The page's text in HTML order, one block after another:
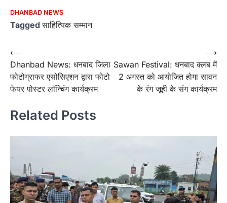
DHANBAD NEWS
Taggedसाहित्यिक सम्मान
Post
navigation
⟵
Dhanbad News: धनबाद जिला
फोटोग्राफर एसोसिएशन द्वारा फोटो
फेयर पोस्टर लॉन्चिंग कार्यक्रम
Sawan Festival: धनबाद क्लब में
2 अगस्त को आयोजित होगा सावन
के रंग जूही के संग कार्यक्रम
⟶
Related Posts